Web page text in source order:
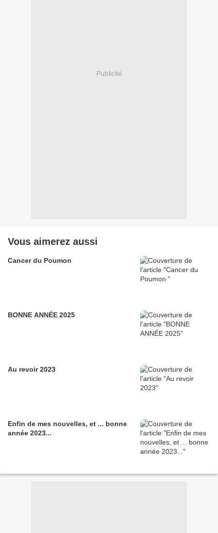
Publicité
Vous aimerez aussi
Cancer du Poumon
BONNE ANNÉE 2025
Au revoir 2023
Enfin de mes nouvelles, et ... bonne
année 2023...